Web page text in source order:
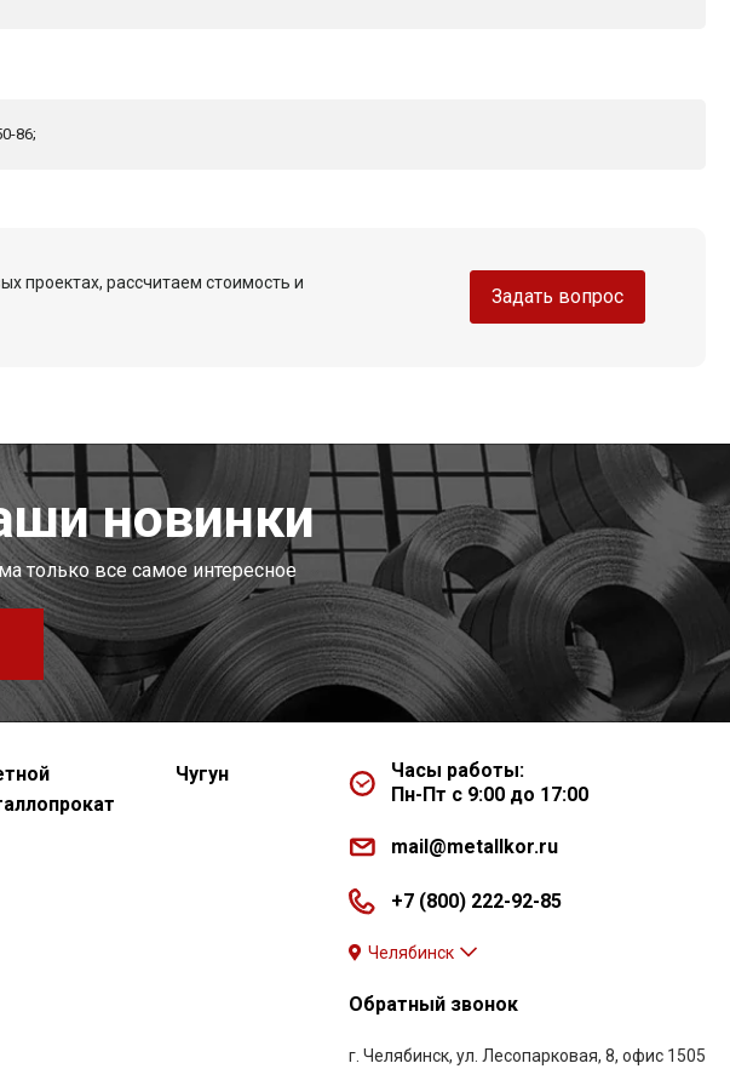
86;
проектах, рассчитаем стоимость и
Задать вопрос
новинки
только все самое интересное
Чугун
Часы работы:
Пн-Пт с 9:00 до 17:00
mail@metallkor.ru
+7 (800) 222-92-85
Челябинск
Обратный звонок
г. Челябинск, ул. Лесопарковая, 8, офис 1505